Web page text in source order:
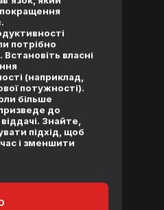
потрібно
власні
(наприклад,
потужності).
більше
до
Знайте,
підхід, щоб
і зменшити